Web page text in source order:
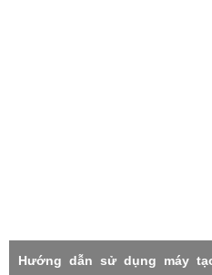
Hướng dẫn sử dụng máy